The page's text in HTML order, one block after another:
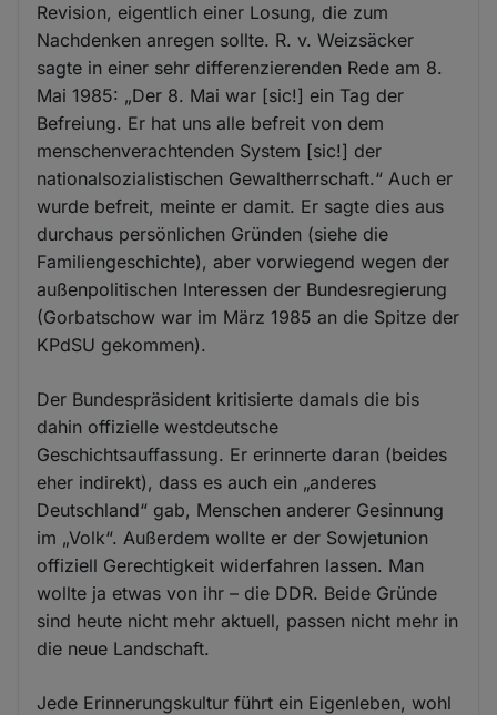
Revision, eigentlich einer Losung, die zum
Nachdenken anregen sollte. R. v. Weizsäcker
sagte in einer sehr differenzierenden Rede am 8.
Mai 1985: „Der 8. Mai war [sic!] ein Tag der
Befreiung. Er hat uns alle befreit von dem
menschenverachtenden System [sic!] der
nationalsozialistischen Gewaltherrschaft.“ Auch er
wurde befreit, meinte er damit. Er sagte dies aus
durchaus persönlichen Gründen (siehe die
Familiengeschichte), aber vorwiegend wegen der
außenpolitischen Interessen der Bundesregierung
(Gorbatschow war im März 1985 an die Spitze der
KPdSU gekommen).
Der Bundespräsident kritisierte damals die bis
dahin offizielle westdeutsche
Geschichtsauffassung. Er erinnerte daran (beides
eher indirekt), dass es auch ein „anderes
Deutschland“ gab, Menschen anderer Gesinnung
im „Volk“. Außerdem wollte er der Sowjetunion
offiziell Gerechtigkeit widerfahren lassen. Man
wollte ja etwas von ihr – die DDR. Beide Gründe
sind heute nicht mehr aktuell, passen nicht mehr in
die neue Landschaft.
Jede Erinnerungskultur führt ein Eigenleben, wohl